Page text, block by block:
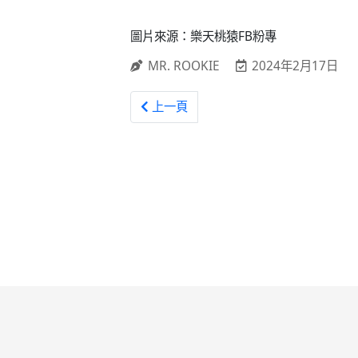
圖片來源：樂天桃猿FB粉專
MR. ROOKIE
2024年2月17日
上一篇文章: 中職 / 富邦悍將隊內熱身賽
上一頁